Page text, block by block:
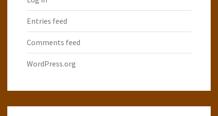
Entries feed
Comments feed
WordPress.org